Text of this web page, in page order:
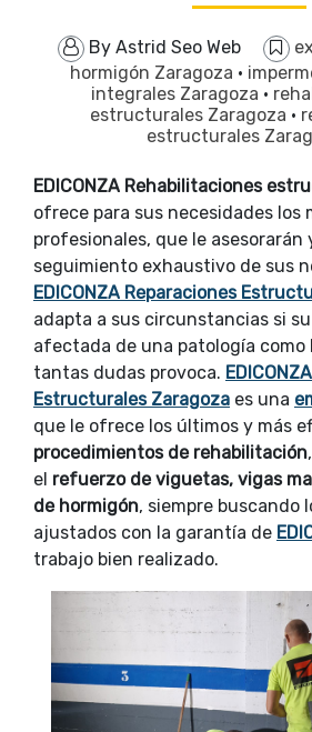
By Astrid Seo Web
hormigón Zaragoza ·
integrales Zaragoza ·
estructurales Zaragoza ·
estructurales
EDICONZA Rehabilitaciones
ofrece para sus necesidades los
profesionales, que le asesorarán
seguimiento exhaustivo de sus
EDICONZA Reparaciones
adapta a sus circunstancias si
afectada de una patología como
tantas dudas provoca.
Estructurales Zaragoza es una
que le ofrece los últimos y más
procedimientos de rehabilitación
el refuerzo de viguetas, vigas
de hormigón, siempre buscando
ajustados con la garantía de
trabajo bien realizado.